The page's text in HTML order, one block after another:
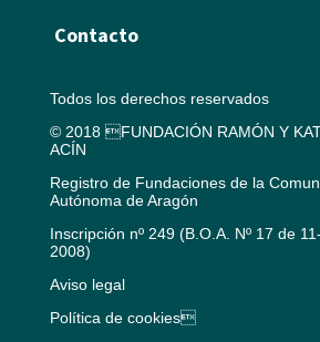
Contacto
Todos los derechos reservados
© 2018 FUNDACIÓN RAMÓN Y
ACÍN
Registro de Fundaciones de la
Autónoma de Aragón
Inscripción nº 249 (B.O.A. Nº 17 de
2008)
Aviso legal
Política de cookies